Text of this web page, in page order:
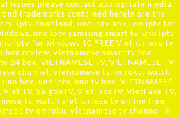
issues please contact appropriate media
trademarks contained herein are the
iptv download, uno iptv apk,uno iptv for
uno iptv samsung smart tv, uno iptv
iptv for windows 10,FREE Vietnamese tv
box review, vietnamese smart tv box,
box, VIETNAMESE TV, VIETNAMESE TV
channel, vietnamese tv on roku, watch
box, uno iptv, uno tv box, VIETNAMESE
TV, SaigonTV, VietFaceTV, VietFace TV,
tv, watch vietnamese tv online free,
tv on roku, vietnamese tv channel in